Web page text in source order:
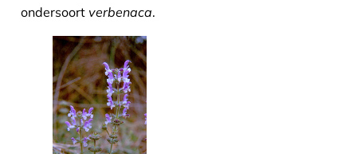
ondersoort verbenaca.